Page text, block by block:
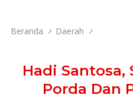
Beranda Daerah
Hadi Santosa,
Porda Dan